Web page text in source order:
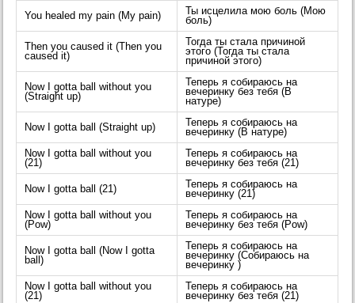
You healed my pain (My pain)
Ты исцелила мою боль (Мою
боль)
Then you caused it (Then you
caused it)
Тогда ты стала причиной
этого (Тогда ты стала
причиной этого)
Now I gotta ball without you
(Straight up)
Теперь я собираюсь на
вечеринку без тебя (В
натуре)
Now I gotta ball (Straight up)
Теперь я собираюсь на
вечеринку (В натуре)
Now I gotta ball without you
(21)
Теперь я собираюсь на
вечеринку без тебя (21)
Now I gotta ball (21)
Теперь я собираюсь на
вечеринку (21)
Now I gotta ball without you
(Pow)
Теперь я собираюсь на
вечеринку без тебя (Pow)
Now I gotta ball (Now I gotta
ball)
Теперь я собираюсь на
вечеринку (Собираюсь на
вечеринку )
Now I gotta ball without you
(21)
Теперь я собираюсь на
вечеринку без тебя (21)